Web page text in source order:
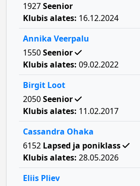
1927Seenior
Klubis alates: 16.12.2024
Annika Veerpalu
1550Seenior
Klubis alates: 09.02.2022
Birgit Loot
2050Seenior
Klubis alates: 11.02.2017
Cassandra Ohaka
6152 Lapsed ja poniklass
Klubis alates: 28.05.2026
Eliis Pliev